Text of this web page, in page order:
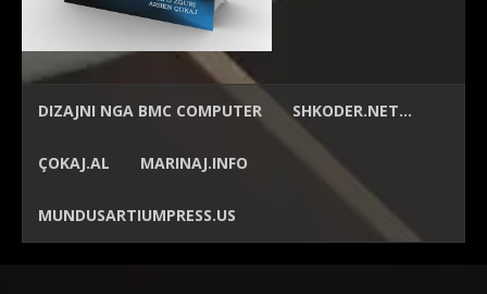
DIZAJNI NGA BMC COMPUTER SHKODER.NET…
ÇOKAJ.AL MARINAJ.INFO
MUNDUSARTIUMPRESS.US